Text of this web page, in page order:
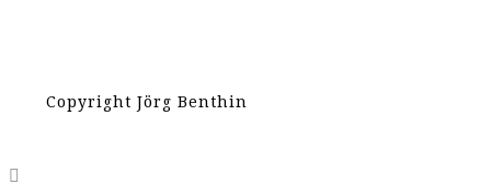
Copyright Jörg Benthin